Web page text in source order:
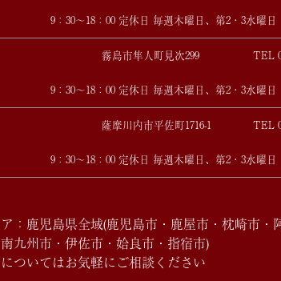
9：30～18：00 定休日 毎週木曜日、第2・3水曜日
霧島市隼人町見次299 TEL
9：30～18：00 定休日 毎週木曜日、第2・3水曜日
薩摩川内市平佐町1716-1 TEL
9：30～18：00 定休日 毎週木曜日、第2・3水曜日
：鹿児島県全域(鹿児島市・鹿屋市・枕崎市
九州市・伊佐市・姶良市・指宿市)
ついてはお気軽にご相談ください